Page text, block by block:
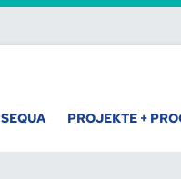
SEQUA PROJEKTE +